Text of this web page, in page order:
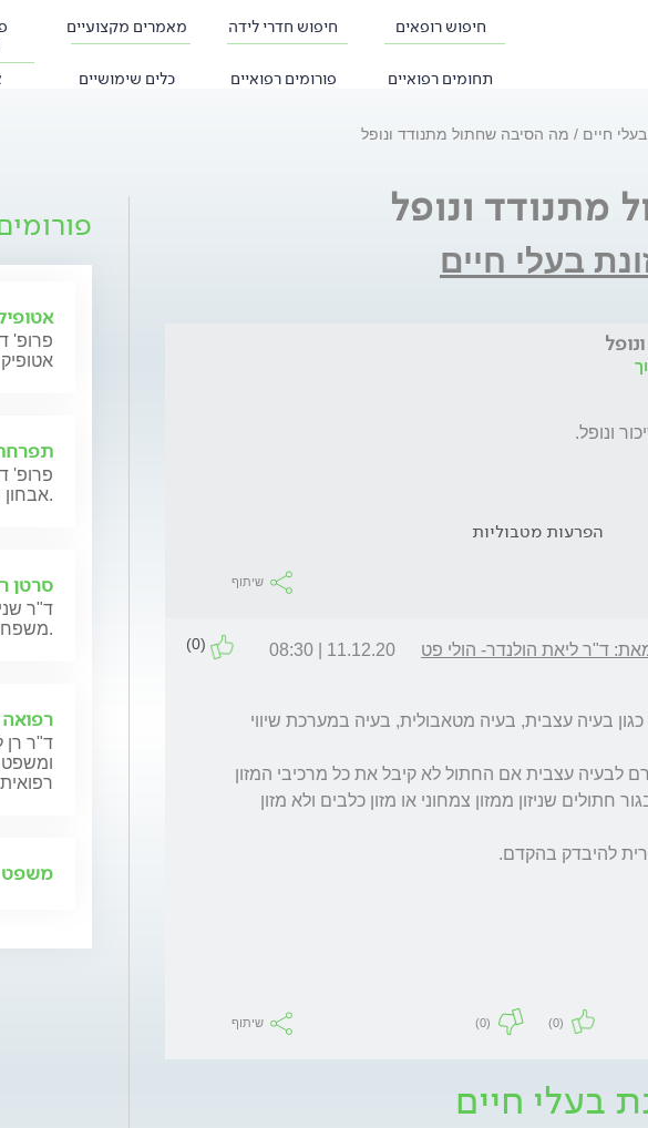
חיפוש רופאים חיפוש חדרי לידה מאמרים מקצועיים
תחומים רפואיים פורומים רפואיים כלים שימושיים
חיים מה הסיבה שחתול מתנודד ונופל
מתנודד ונופל
בעלי חיים
הפרעות מטבוליות
שיתוף
ד"ר ליאת הולנדר- הולי פט 11.12.20 | 08:30
(0)
(0)
(0) שיתוף
בעלי חיים
פרופ'
פרופ'
אבחון וטיפול.
סרטן
ד"ר
משפחותיהם.
ד"ר רן
ומשפט,
משפט